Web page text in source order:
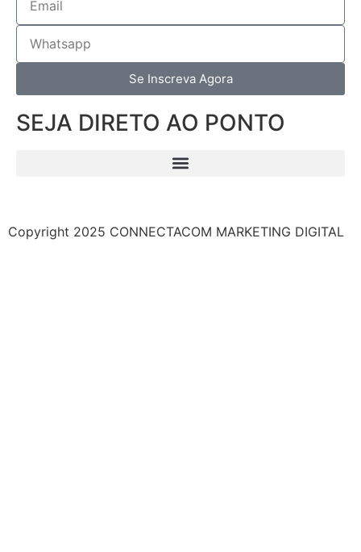
Se Inscreva Agora
SEJA DIRETO AO PONTO
Copyright 2025 CONNECTACOM MARKETING DIGITAL